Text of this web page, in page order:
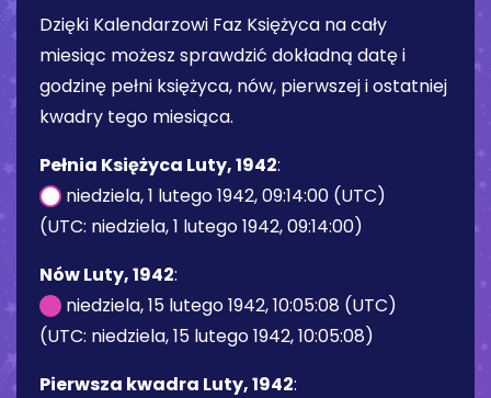
Dzięki Kalendarzowi Faz Księżyca na cały
miesiąc możesz sprawdzić dokładną datę i
godzinę pełni księżyca, nów, pierwszej i ostatniej
kwadry tego miesiąca.
Pełnia Księżyca Luty, 1942:
niedziela, 1 lutego 1942, 09:14:00 (UTC)
(UTC: niedziela, 1 lutego 1942, 09:14:00)
Nów Luty, 1942:
niedziela, 15 lutego 1942, 10:05:08 (UTC)
(UTC: niedziela, 15 lutego 1942, 10:05:08)
Pierwsza kwadra Luty, 1942: